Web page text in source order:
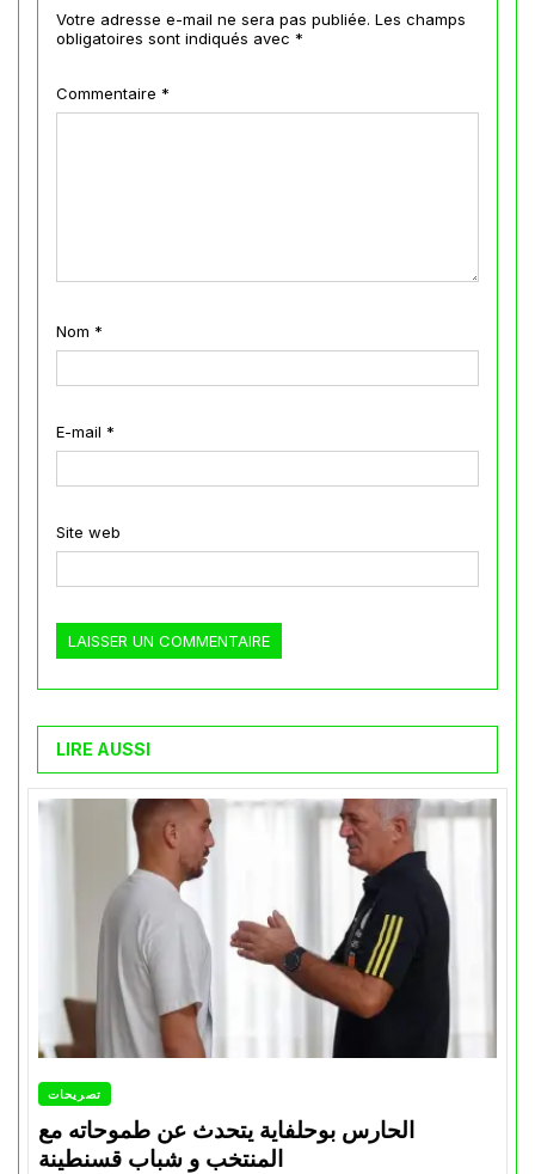
Votre adresse e-mail ne sera pas publiée. Les champs
obligatoires sont indiqués avec *
Commentaire *
Nom *
E-mail *
Site web
LIRE AUSSI
تصريحات
الحارس بوحلفاية يتحدث عن طموحاته مع
المنتخب و شباب قسنطينة